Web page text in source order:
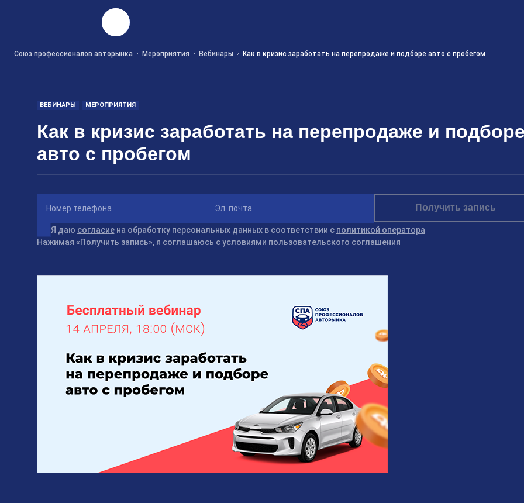
Союз профессионалов авторынка Мероприятия Вебинары Как в кризис заработать на перепродаже и подборе авто с пробегом
ВЕБИНАРЫ МЕРОПРИЯТИЯ
Как в кризис заработать на перепродаже и подборе
авто с пробегом
Номер телефона Эл. почта Получить запись
Я даю согласие на обработку персональных данных в соответствии с политикой оператора
Нажимая «Получить запись», я соглашаюсь с условиями пользовательского соглашения